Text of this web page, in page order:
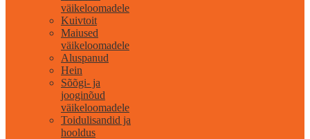
väikeloomadele
Kuivtoit
Maiused
väikeloomadele
Aluspanud
Hein
Sõõgi- ja
jooginõud
väikeloomadele
Toidulisandid ja
hooldus